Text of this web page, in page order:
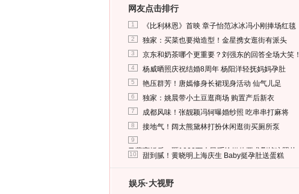
网友点击排行
1 《比利林恩》首映 章子怡范冰冰冯小刚捧场红毯
2 独家：买菜也要拗造型！金星携女逛街有派头
3 京东和奶茶哪个更重要？刘强东的回答全场大笑！
4 杨威晒照庆祝结婚8周年 杨阳洋轻抚妈妈孕肚
5 艳压群芳！唐嫣修身长裙现身活动 仙气儿足
6 独家：姚晨带小土豆逛商场 购置产后新衣
7 成都风味！张靓颖冯轲曝婚纱照 吃串串打麻将
8 接地气！阔太熊黛林打扮休闲逛街买厕所泵
9
马蓉离婚后，砸1000万人民币给媒体要求删掉这照片
10 甜到腻！黄晓明上海庆生 Baby挺孕肚送蛋糕
娱乐·大视野